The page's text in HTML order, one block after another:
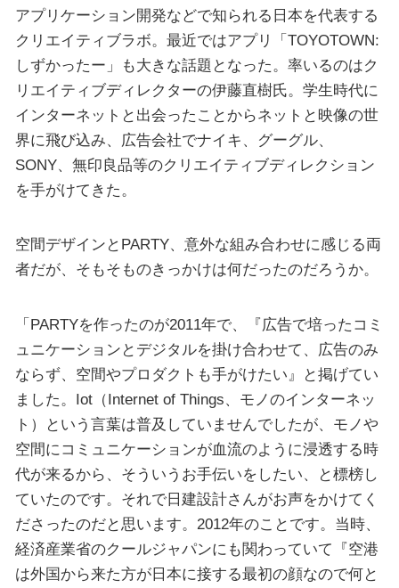
アプリケーション開発などで知られる日本を代表する
クリエイティブラボ。最近ではアプリ「TOYOTOWN:
しずかったー」も大きな話題となった。率いるのはク
リエイティブディレクターの伊藤直樹氏。学生時代に
インターネットと出会ったことからネットと映像の世
界に飛び込み、広告会社でナイキ、グーグル、
SONY、無印良品等のクリエイティブディレクション
を手がけてきた。
空間デザインとPARTY、意外な組み合わせに感じる両
者だが、そもそものきっかけは何だったのだろうか。
「PARTYを作ったのが2011年で、『広告で培ったコミ
ュニケーションとデジタルを掛け合わせて、広告のみ
ならず、空間やプロダクトも手がけたい』と掲げてい
ました。Iot（Internet of Things、モノのインターネッ
ト）という言葉は普及していませんでしたが、モノや
空間にコミュニケーションが血流のように浸透する時
代が来るから、そういうお手伝いをしたい、と標榜し
ていたのです。それで日建設計さんがお声をかけてく
ださったのだと思います。2012年のことです。当時、
経済産業省のクールジャパンにも関わっていて『空港
は外国から来た方が日本に接する最初の顔なので何と